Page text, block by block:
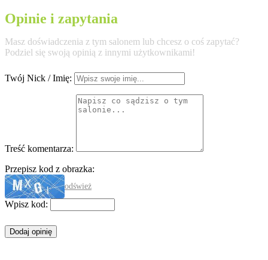
Opinie i zapytania
Masz doświadczenia z tym salonem lub chcesz o coś zapytać?
Podziel się swoją opinią z innymi użytkownikami!
Twój Nick / Imię:
Treść komentarza:
Przepisz kod z obrazka:
odśwież
Wpisz kod: